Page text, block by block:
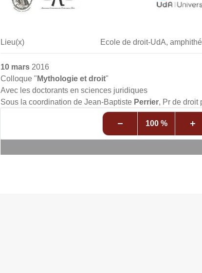
Lieu(x) Ecole de droit-UdA,
10 mars2016
Colloque " Mythologie et droit"
Avec les doctorants en sciences juridiques
Sous la coordination de Jean-Baptiste Perrier, Pr de droit
100 %